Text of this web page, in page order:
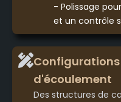
- Polissage
et un contrôle
d'écoulement
Des structures de